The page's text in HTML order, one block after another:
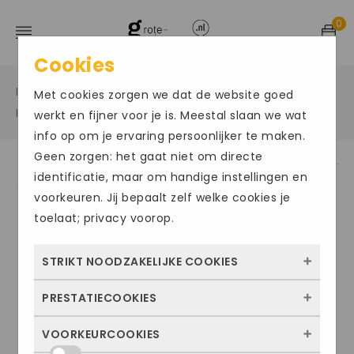
0
Home / Grote maten sportschoenen /
Bad/teenslippers /
Cookies
Met cookies zorgen we dat de website goed
werkt en fijner voor je is. Meestal slaan we wat
info op om je ervaring persoonlijker te maken.
Geen zorgen: het gaat niet om directe
identificatie, maar om handige instellingen en
voorkeuren. Jij bepaalt zelf welke cookies je
toelaat; privacy voorop.
STRIKT NOODZAKELIJKE COOKIES
Deze cookies zorgen ervoor dat de website
kunnen niet worden uitgezet. Meestal
PRESTATIECOOKIES
Met deze cookies zien we hoe vaak onze
VOORKEURCOOKIES